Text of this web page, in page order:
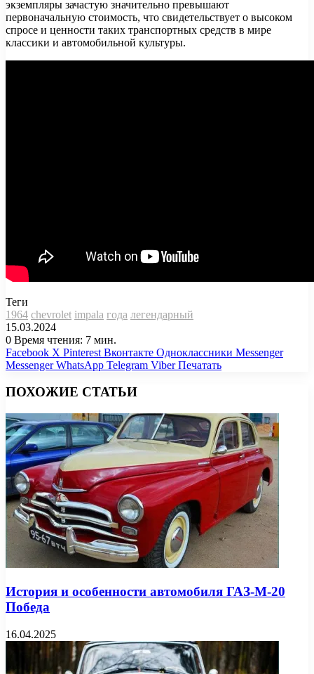
экземпляры зачастую значительно превышают
первоначальную стоимость, что свидетельствует о высоком
спросе и ценности таких транспортных средств в мире
классики и автомобильной культуры.
Теги
1964 chevrolet impala года легендарный
15.03.2024
0 Время чтения: 7 мин.
Facebook X Pinterest Вконтакте Одноклассники Messenger
Messenger WhatsApp Telegram Viber Печатать
ПОХОЖИЕ СТАТЬИ
История и особенности автомобиля ГАЗ-М-20
Победа
16.04.2025